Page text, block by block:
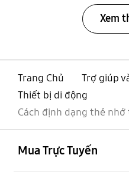
Xem
Trang Chủ
Trợ giúp
Thiết bị di động
Cách định dạng thẻ nhớ
Mua Trực Tuyến